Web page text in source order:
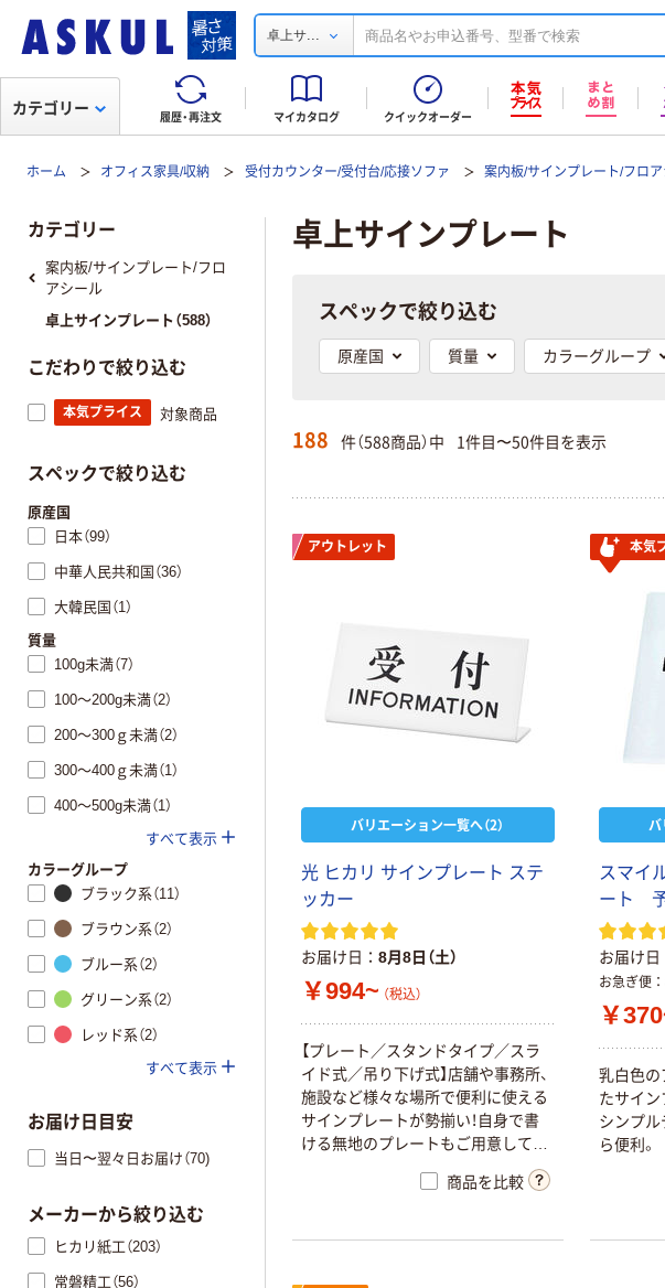
卓上サ...
履歴・再注文 マイカタログ クイックオーダー
カテゴリー
ホーム オフィス家具/収納 受付カウンター/受付台/応接ソファ 案内板/サインプレート/フロ
卓上サインプレート
スペックで絞り込む
原産国 質量 カラーグループ
188 件（588商品）中 1件目〜50件目を表示
アウトレット
バリエーション一覧へ（2）
光 ヒカリ サインプレート ステ
ッカー
お届け日 8月8日（土）
￥994~ （税込）
【プレート／スタンドタイプ／スラ
イド式／吊り下げ式】店舗や事務所、
施設など様々な場所で便利に使える
サインプレートが勢揃い！自身で書
ける無地のプレートもご用意してい
商品を比較
本気
バ
スマイ
ート
お届け日
お急ぎ便
￥
乳白色の
たサイン
シンプル
ら便利。
カテゴリー
案内板/サインプレート/フロ
アシール
卓上サインプレート（588）
こだわりで絞り込む
本気プライス 対象商品
スペックで絞り込む
原産国
日本（99）
中華人民共和国（36）
大韓民国（1）
質量
100g未満（7）
100～200g未満（2）
200～300ｇ未満（2）
300～400ｇ未満（1）
400～500g未満（1）
すべて表示
カラーグループ
ブラック系（11）
ブラウン系（2）
ブルー系（2）
グリーン系（2）
レッド系（2）
すべて表示
お届け日目安
当日〜翌々日お届け（70)
メーカーから絞り込む
ヒカリ紙工（203）
常磐精工（56）